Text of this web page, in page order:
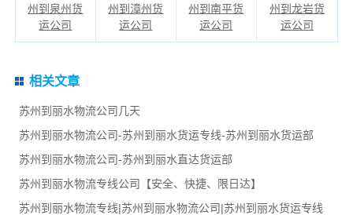
州到泉州货
运公司
州到漳州货
运公司
州到南平货
运公司
州到龙岩货
运公司
相关文章
苏州到丽水物流公司几天
苏州到丽水物流公司-苏州到丽水货运专线-苏州到丽水货运部
苏州到丽水物流公司-苏州到丽水直达货运部
苏州到丽水物流专线公司【安全、快捷、限日达】
苏州到丽水物流专线|苏州到丽水物流公司|苏州到丽水货运专线